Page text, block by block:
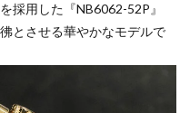
採用した『NB6062-52P』
とさせる華やかなモデルで